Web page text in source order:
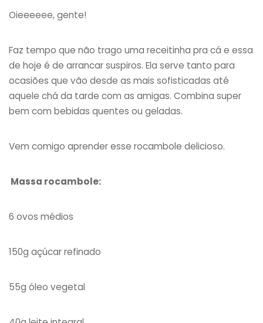
Oieeeeee, gente!
Faz tempo que não trago uma receitinha pra cá e essa
de hoje é de arrancar suspiros. Ela serve tanto para
ocasiões que vão desde as mais sofisticadas até
aquele chá da tarde com as amigas. Combina super
bem com bebidas quentes ou geladas.
Vem comigo aprender esse rocambole delicioso.
Massa rocambole:
6 ovos médios
150g açúcar refinado
55g óleo vegetal